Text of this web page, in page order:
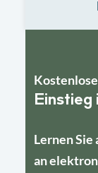
Einstieg
Lernen
an